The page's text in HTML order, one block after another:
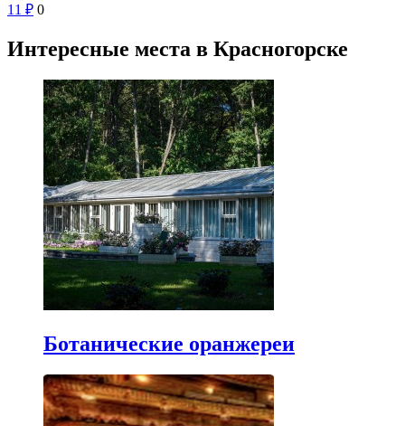
1 1 ₽ 0
Интересные места в Красногорске
Ботанические оранжереи